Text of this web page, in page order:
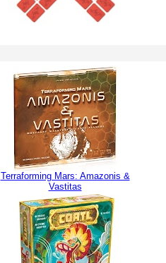
Terraforming Mars: Amazonis &
Vastitas